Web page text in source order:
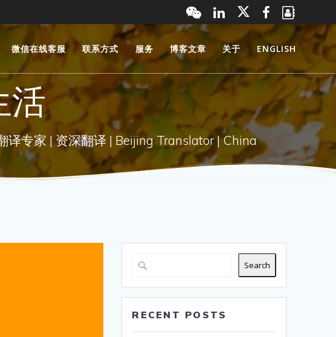
微信在线客服 联系方式 服务 博客文章 关于 ENGLISH
活
译专家 | 资深翻译 | Beijing Translator | China
Search
RECENT POSTS